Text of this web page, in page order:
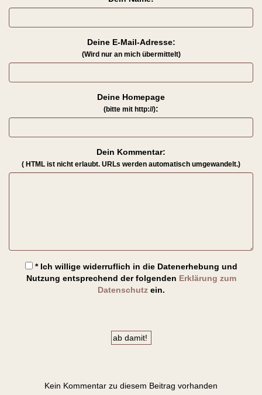
Deine E-Mail-Adresse:
(Wird nur an mich übermittelt)
Deine Homepage
(bitte mit http://):
Dein Kommentar:
( HTML ist nicht erlaubt. URLs werden automatisch umgewandelt.)
* Ich willige widerruflich in die Datenerhebung und
Nutzung entsprechend der folgenden Erklärung zum
Datenschutzein.
Kein Kommentar zu diesem Beitrag vorhanden